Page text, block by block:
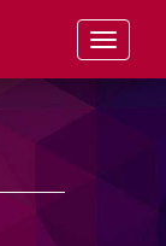
T
o